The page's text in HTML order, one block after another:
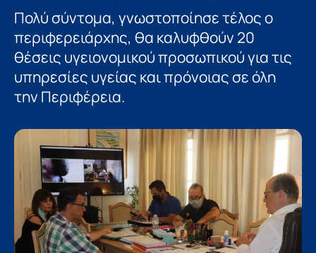
Πολύ σύντομα, γνωστοποίησε τέλος ο
περιφερειάρχης, θα καλυφθούν 20
θέσεις υγειονομικού προσωπικού για τις
υπηρεσίες υγείας και πρόνοιας σε όλη
την Περιφέρεια.